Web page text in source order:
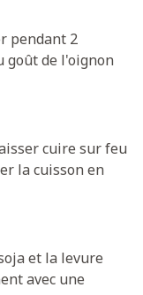
pendant 2
goût de l'oignon
cuire sur feu
la cuisson en
et la levure
avec une